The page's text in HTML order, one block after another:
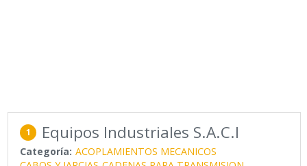
1 Equipos Industriales S.A.C.I
Categoría: ACOPLAMIENTOS MECANICOS